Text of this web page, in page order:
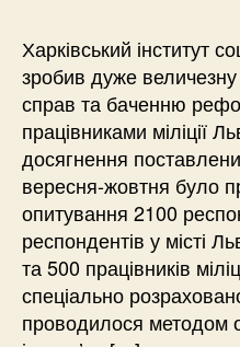
Харківський інститут
зробив дуже величезну
справ та баченню
працівниками міліції
досягнення
вересня-жовтня було
опитування 2100
респондентів у місті
та 500 працівників
спеціально
проводилося методом